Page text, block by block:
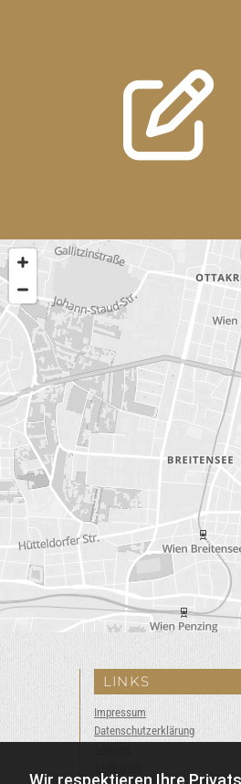
Wir respektieren Ihre

LINKS
Impressum
Datenschutzerklärung